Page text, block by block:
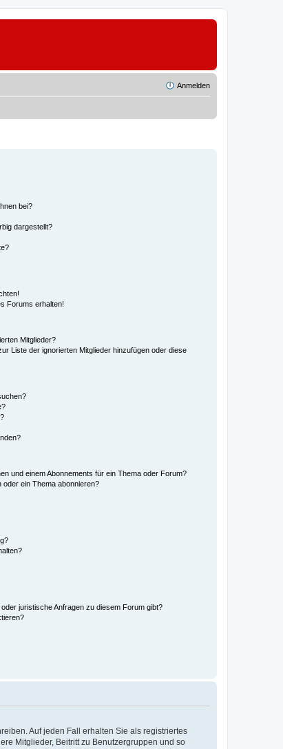
Anmelden
bei?
dargestellt?
Forums erhalten!
Mitglieder?
Liste der ignorierten Mitglieder hinzufügen oder diese
und einem Abonnements für ein Thema oder Forum?
ein Thema abonnieren?
juristische Anfragen zu diesem Forum gibt?
Auf jeden Fall erhalten Sie als registriertes
Mitglieder, Beitritt zu Benutzergruppen und so